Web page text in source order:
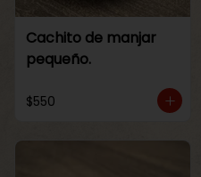
Cachito de manjar
pequeño.
$550